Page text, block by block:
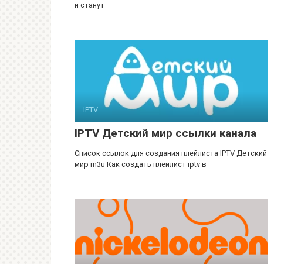
и станут
IPTV
IPTV Детский мир ссылки канала
Список ссылок для создания плейлиста IPTV Детский
мир m3u Как создать плейлист iptv в